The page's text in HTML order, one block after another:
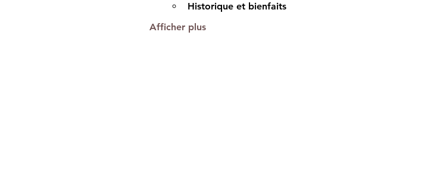
Historique et bienfaits
Afficher plus